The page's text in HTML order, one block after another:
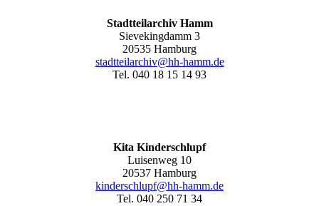
Stadtteilarchiv Hamm
Sievekingdamm 3
20535 Hamburg
stadtteilarchiv@hh-hamm.de
Tel. 040 18 15 14 93
Kita Kinderschlupf
Luisenweg 10
20537 Hamburg
kinderschlupf@hh-hamm.de
Tel. 040 250 71 34